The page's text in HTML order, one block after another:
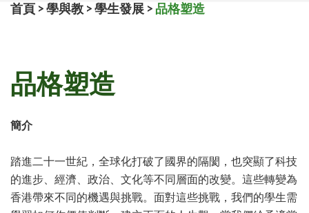
首頁 >學與教 >學生發展 > 品格塑造
品格塑造
簡介
踏進二十一世紀，全球化打破了國界的隔閡，也突顯了科技
的進步、經濟、政治、文化等不同層面的改變。這些轉變為
香港帶來不同的機遇與挑戰。面對這些挑戰，我們的學生需